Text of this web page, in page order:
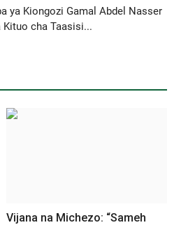
ya Kiongozi Gamal Abdel Nasser
cha Taasisi...
Vijana na Michezo: “Sameh